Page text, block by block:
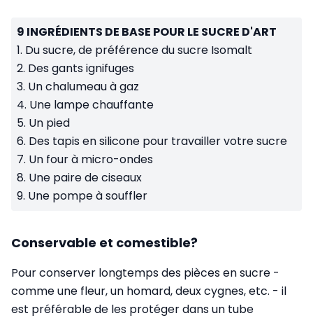
9 INGRÉDIENTS DE BASE POUR LE SUCRE D'ART
1. Du sucre, de préférence du sucre Isomalt
2. Des gants ignifuges
3. Un chalumeau à gaz
4. Une lampe chauffante
5. Un pied
6. Des tapis en silicone pour travailler votre sucre
7. Un four à micro-ondes
8. Une paire de ciseaux
9. Une pompe à souffler
Conservable et comestible?
Pour conserver longtemps des pièces en sucre -
comme une fleur, un homard, deux cygnes, etc. - il
est préférable de les protéger dans un tube